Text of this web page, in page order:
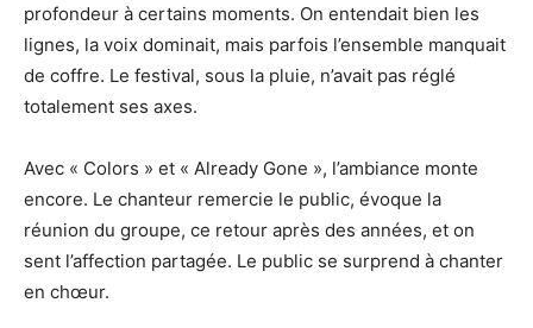
profondeur à certains moments. On entendait bien les
lignes, la voix dominait, mais parfois l’ensemble manquait
de coffre. Le festival, sous la pluie, n’avait pas réglé
totalement ses axes.
Avec « Colors » et « Already Gone », l’ambiance monte
encore. Le chanteur remercie le public, évoque la
réunion du groupe, ce retour après des années, et on
sent l’affection partagée. Le public se surprend à chanter
en chœur.